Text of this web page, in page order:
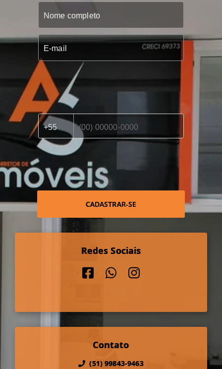
CADASTRAR-SE
Redes Sociais
Contato
(51) 99843-9463